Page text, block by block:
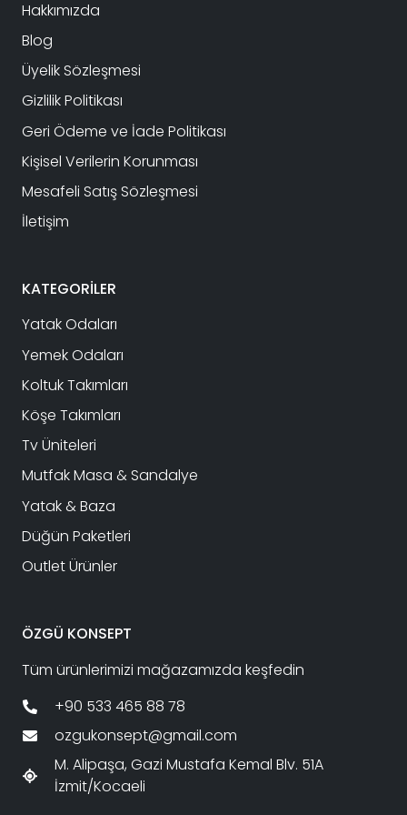
Hakkımızda
Blog
Üyelik Sözleşmesi
Gizlilik Politikası
Geri Ödeme ve İade Politikası
Kişisel Verilerin Korunması
Mesafeli Satış Sözleşmesi
İletişim
KATEGORİLER
Yatak Odaları
Yemek Odaları
Koltuk Takımları
Köşe Takımları
Tv Üniteleri
Mutfak Masa & Sandalye
Yatak & Baza
Düğün Paketleri
Outlet Ürünler
ÖZGÜ KONSEPT
Tüm ürünlerimizi mağazamızda keşfedin
+90 533 465 88 78
ozgukonsept@gmail.com
M. Alipaşa, Gazi Mustafa Kemal Blv. 51A
İzmit/Kocaeli